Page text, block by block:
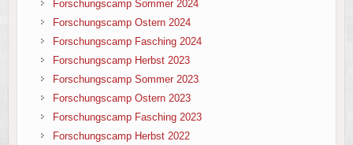
Forschungscamp Sommer 2024
Forschungscamp Ostern 2024
Forschungscamp Fasching 2024
Forschungscamp Herbst 2023
Forschungscamp Sommer 2023
Forschungscamp Ostern 2023
Forschungscamp Fasching 2023
Forschungscamp Herbst 2022